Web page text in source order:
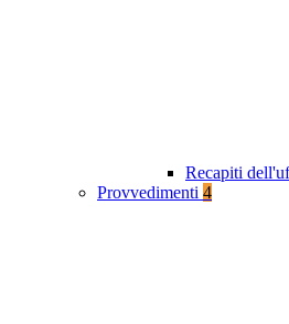
Recapiti
Provvedimenti 4